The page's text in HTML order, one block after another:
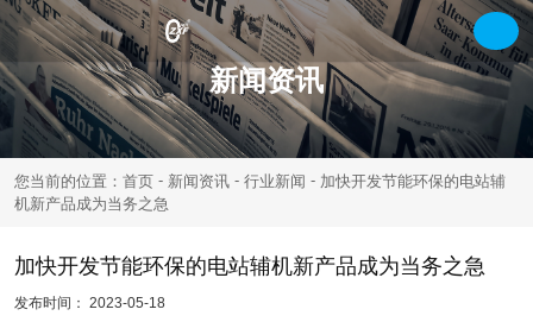
新闻资讯
您当前的位置：首页 - 新闻资讯 - 行业新闻 - 加快开发节能环保的电站辅
机新产品成为当务之急
加快开发节能环保的电站辅机新产品成为当务之急
发布时间： 2023-05-18